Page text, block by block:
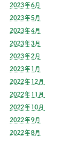
2023年6月
2023年5月
2023年4月
2023年3月
2023年2月
2023年1月
2022年12月
2022年11月
2022年10月
2022年9月
2022年8月